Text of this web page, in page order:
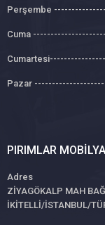
Perşembe
Cuma
Pazar
PIRIMLAR MOBILYA
Adres
ZİYAGÖKALP MAH
İKİTELLİ/İSTANBUL/